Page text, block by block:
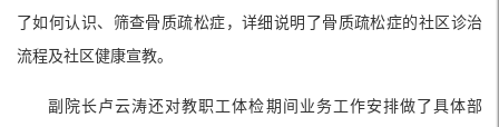
了如何认识、筛查骨质疏松症，详细说明了骨质疏松症的社区诊治
流程及社区健康宣教。
副院长卢云涛还对教职工体检期间业务工作安排做了具体部